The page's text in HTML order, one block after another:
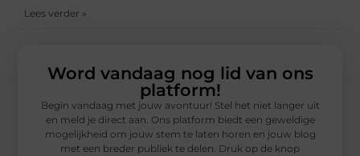
Lees verder »
Word vandaag nog lid van ons
platform!
Begin vandaag met jouw avontuur! Stel het niet langer uit
en meld je direct aan. Ons platform biedt een geweldige
mogelijkheid om jouw stem te laten horen en jouw blog
met een breder publiek te delen. Druk op de knop